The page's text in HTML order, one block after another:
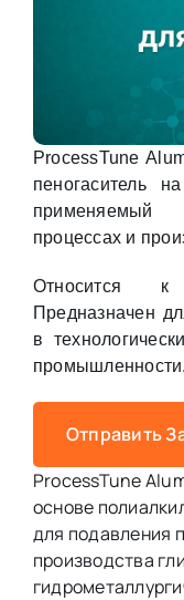
ProcessTune
пеногаситель
применяемый
процессах и
Относится к
Предназначен
в
промышленности.
Отправить
ProcessTune
основе
для подавления
производства